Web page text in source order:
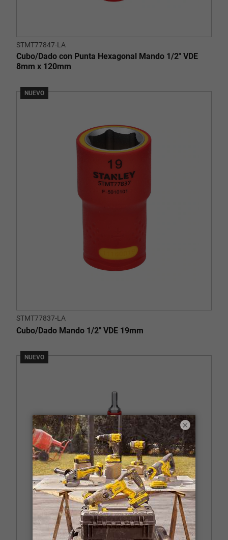
STMT77847-LA
Cubo/Dado con Punta Hexagonal Mando 1/2" VDE
8mm x 120mm
NUEVO
STMT77837-LA
Cubo/Dado Mando 1/2" VDE 19mm
NUEVO
×